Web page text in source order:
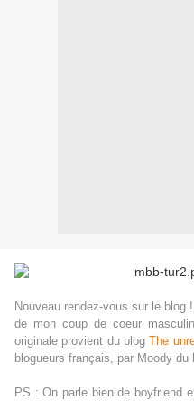
Nouveau rendez-vous sur le
de mon coup de coeur
originale provient du blogThe
blogueurs français, par Moody du
PS : On parle bien de boyfriend